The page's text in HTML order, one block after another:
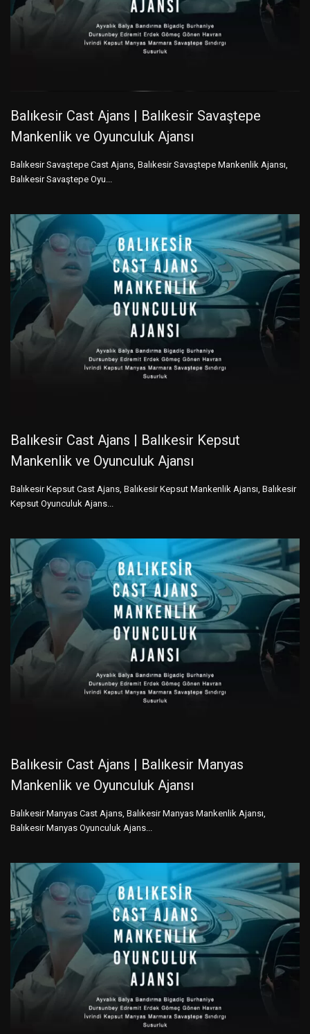
Balıkesir Cast Ajans | Balıkesir Savaştepe
Mankenlik ve Oyunculuk Ajansı
Balıkesir Savaştepe Cast Ajans, Balıkesir Savaştepe Mankenlik Ajansı,
Balıkesir Savaştepe Oyu...
Balıkesir Cast Ajans | Balıkesir Kepsut
Mankenlik ve Oyunculuk Ajansı
Balıkesir Kepsut Cast Ajans, Balıkesir Kepsut Mankenlik Ajansı, Balıkesir
Kepsut Oyunculuk Ajans...
Balıkesir Cast Ajans | Balıkesir Manyas
Mankenlik ve Oyunculuk Ajansı
Balıkesir Manyas Cast Ajans, Balıkesir Manyas Mankenlik Ajansı,
Balıkesir Manyas Oyunculuk Ajans...